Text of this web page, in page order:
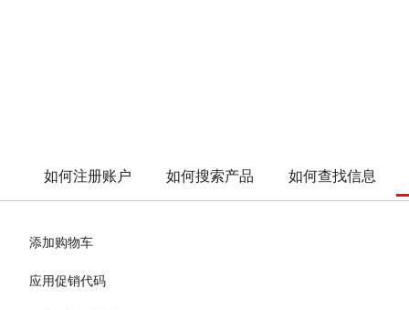
如何注册账户 如何搜索产品 如何查找信息
添加购物车
应用促销代码